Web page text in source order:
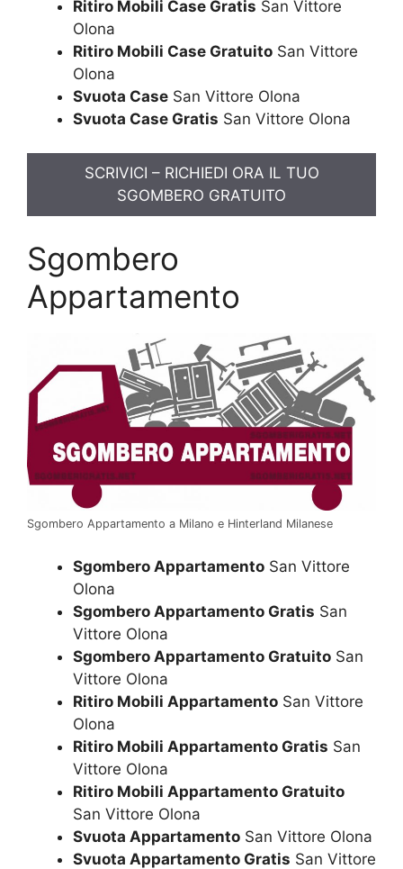
Ritiro Mobili Case Gratis San Vittore
Olona
Ritiro Mobili Case Gratuito San Vittore
Olona
Svuota Case San Vittore Olona
Svuota Case Gratis San Vittore Olona
SCRIVICI – RICHIEDI ORA IL TUO
SGOMBERO GRATUITO
Sgombero
Appartamento
Sgombero Appartamento a Milano e Hinterland Milanese
Sgombero Appartamento San Vittore
Olona
Sgombero Appartamento Gratis San
Vittore Olona
Sgombero Appartamento Gratuito San
Vittore Olona
Ritiro Mobili Appartamento San Vittore
Olona
Ritiro Mobili Appartamento Gratis San
Vittore Olona
Ritiro Mobili Appartamento Gratuito
San Vittore Olona
Svuota Appartamento San Vittore Olona
Svuota Appartamento Gratis San Vittore